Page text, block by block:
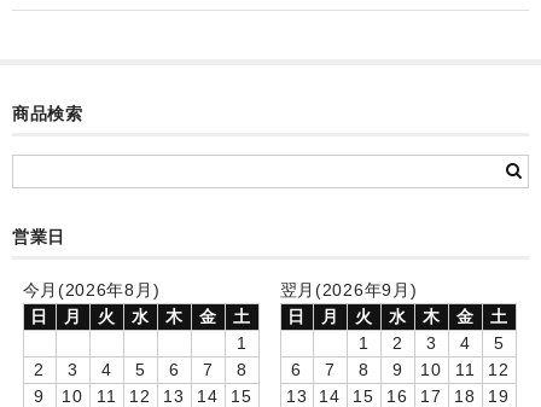
メロディ時計(個別)
知育時計
制服メモリー
自作オリジナル時計
商品検索
営業日
今月(2026年8月)
日
月 火 水 木 金
土
1
2
3 4 5 6 7
8
9
10 11 12 13 14 15
翌月(2026年9月)
日
月 火 水 木 金
土
1
2 3 4
5
6
7 8 9 10 11
12
13
14 15 16 17 18 19